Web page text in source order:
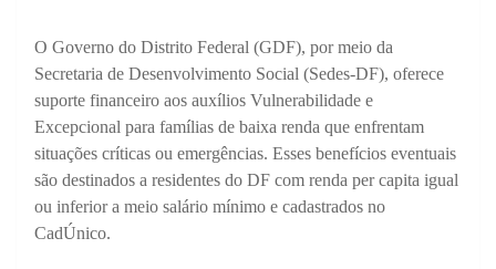
O Governo do Distrito Federal (GDF), por meio da
Secretaria de Desenvolvimento Social (Sedes-DF), oferece
suporte financeiro aos auxílios Vulnerabilidade e
Excepcional para famílias de baixa renda que enfrentam
situações críticas ou emergências. Esses benefícios eventuais
são destinados a residentes do DF com renda per capita igual
ou inferior a meio salário mínimo e cadastrados no
CadÚnico.